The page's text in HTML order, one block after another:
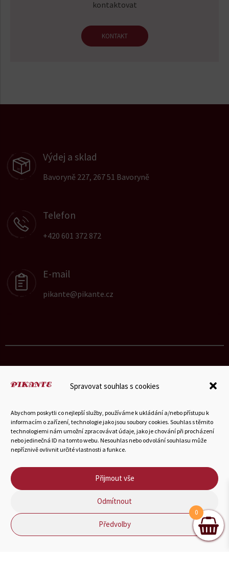
Spravovat souhlas s cookies
Abychom poskytli co nejlepší služby, používáme k ukládání a/nebo přístupu k
informacím o zařízení, technologie jako jsou soubory cookies. Souhlas s těmito
technologiemi nám umožní zpracovávat údaje, jako je chování při procházení
nebo jedinečná ID na tomto webu. Nesouhlas nebo odvolání souhlasu může
nepříznivě ovlivnit určité vlastnosti a funkce.
Přijmout vše
Odmítnout
Předvolby
kontaktovat
KONTAKT
Výdej a sklad
Bavoryně 227, 267 51 Bavoryně
Telefon
+420 601 372 872
E-mail
pikante@pikante.cz
Můj účet•Všeobecné obchodní podmínky•Zprávy•
Odstoupení od smlouvy
0